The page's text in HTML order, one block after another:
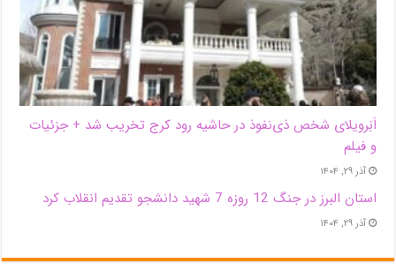
اَبَر‌ویلای شخص ذی‌نفوذ در حاشیه‌ رود کرج تخریب شد + جزئیات
و فیلم
آذر ۲۹, ۱۴۰۴
استان البرز در جنگ 12 روزه 7 شهید دانشجو تقدیم انقلاب کرد
آذر ۲۹, ۱۴۰۴